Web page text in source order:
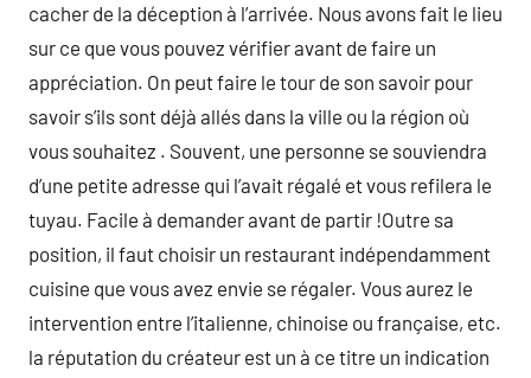
cacher de la déception à l’arrivée. Nous avons fait le lieu
sur ce que vous pouvez vérifier avant de faire un
appréciation. On peut faire le tour de son savoir pour
savoir s’ils sont déjà allés dans la ville ou la région où
vous souhaitez . Souvent, une personne se souviendra
d’une petite adresse qui l’avait régalé et vous refilera le
tuyau. Facile à demander avant de partir !Outre sa
position, il faut choisir un restaurant indépendamment
cuisine que vous avez envie se régaler. Vous aurez le
intervention entre l’italienne, chinoise ou française, etc.
la réputation du créateur est un à ce titre un indication